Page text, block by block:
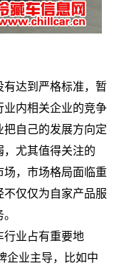
有达到严格标准，暂
业内相关企业的竞争
自己的发展方向定
，尤其值得关注的
场，市场格局面临重
仅仅为自家产品服
行业占有重要地
业主导，比如中